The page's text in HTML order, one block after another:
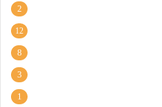
2
12
8
3
1